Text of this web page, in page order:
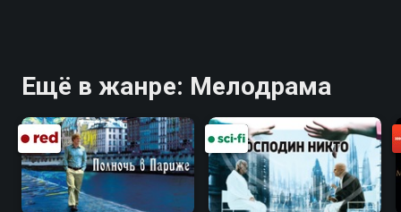
Ещё в жанре: Мелодрама